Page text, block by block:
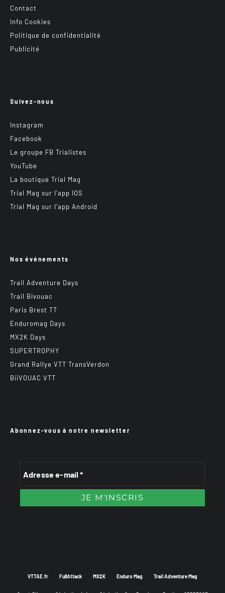
Contact
Info Cookies
Politique de confidentialité
Publicité
Suivez-nous
Instagram
Facebook
Le groupe FB Trialistes
YouTube
La boutique Trial Mag
Trial Mag sur l’app IOS
Trial Mag sur l’app Android
Nos événements
Trail Adventure Days
Trail Bivouac
Paris Brest TT
Enduromag Days
MX2K Days
SUPERTROPHY
Grand Rallye VTT TransVerdon
BiiVOUAC VTT
Abonnez-vous à notre newsletter
VTTAE.fr FullAttack MX2K Enduro Mag Trail Adventure Mag